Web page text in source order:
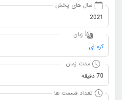
سال های پخش
2021
زبان
کره ای
مدت زمان
70 دقیقه
تعداد قسمت ها